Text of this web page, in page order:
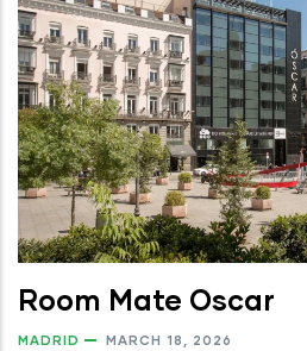
Room Mate Oscar
MADRID MARCH 18, 2026